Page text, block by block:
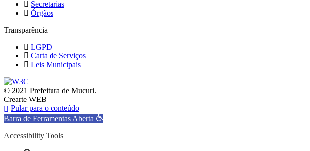
Secretarias
Órgãos
Transparência
LGPD
Carta de Serviços
Leis Municipais
© 2021 Prefeitura de Mucuri.
Crearte WEB
Pular para o conteúdo
Barra de Ferramentas Aberta
Accessibility Tools